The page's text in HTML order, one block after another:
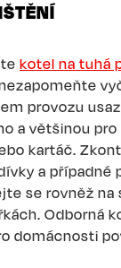
kotel na tuhá
provozu
a většinou
kartáč.
a případné
se rovněž na
Odborná
domácnosti